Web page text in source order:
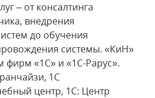
– от консалтинга
внедрения
до обучения
системы. «КиН»
фирм «1С» и «1С-Рарус».
1С
центр, 1С: Центр